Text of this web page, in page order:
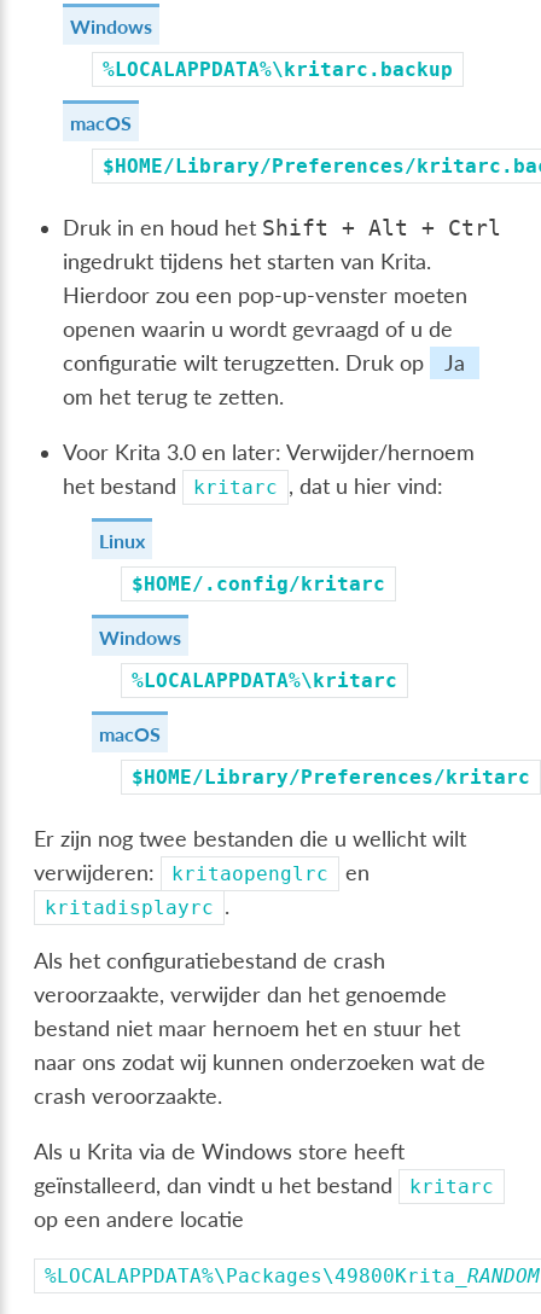
Windows
%LOCALAPPDATA%\kritarc.backup
macOS
$HOME/Library/Preferences/
Druk in en houd het Shift + Alt + Ctrl
ingedrukt tijdens het starten van Krita.
Hierdoor zou een pop-up-venster moeten
openen waarin u wordt gevraagd of u de
configuratie wilt terugzetten. Druk op
Ja
om het terug te zetten.
Voor Krita 3.0 en later: Verwijder/hernoem
het bestand
kritarc , dat u hier vind:
Linux
$HOME/.config/kritarc
Windows
%LOCALAPPDATA%\kritarc
macOS
$HOME/Library/Preferences/kritarc
Er zijn nog twee bestanden die u wellicht wilt
verwijderen:
kritaopenglrc en
kritadisplayrc .
Als het configuratiebestand de crash
veroorzaakte, verwijder dan het genoemde
bestand niet maar hernoem het en stuur het
naar ons zodat wij kunnen onderzoeken wat de
crash veroorzaakte.
Als u Krita via de Windows store heeft
geïnstalleerd, dan vindt u het bestand
kritarc
op een andere locatie
%LOCALAPPDATA%\Packages\49800Krita_RANDOM